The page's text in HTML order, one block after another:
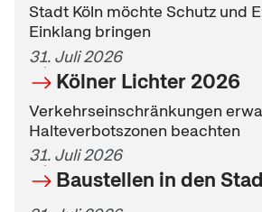
Stadt Köln möchte Schutz und
Einklang bringen
31. Juli 2026
Kölner Lichter 2026
Verkehrseinschränkungen
Halteverbotszonen beachten
31. Juli 2026
Baustellen in den